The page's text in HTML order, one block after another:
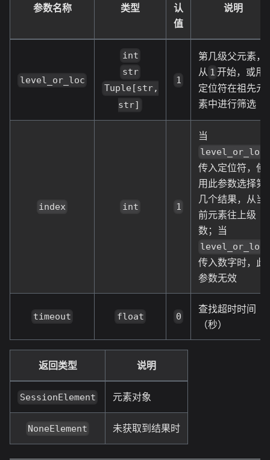
参数名称 类型
认
值
说明
level_or_loc
int
str
Tuple[str,
str]
1
第几级父元素，
从 1 开始，或用
定位符在祖先元
素中进行筛选
index int 1
当
level_or_loc
传入定位符，使
用此参数选择第
几个结果，从当
前元素往上级
数；当
level_or_loc
传入数字时，此
参数无效
timeout float 0
查找超时时间
（秒）
返回类型 说明
SessionElement 元素对象
NoneElement 未获取到结果时